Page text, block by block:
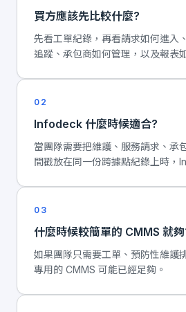
買方應該先比較什麼?
先看工單紀錄，再看請求如何進入
追蹤、承包商如何管理，以及報表
02
Infodeck 什麼時候適合?
當團隊需要把維護、服務請求、承
間戳放在同一份跨據點紀錄上時，
03
什麼時候較簡單的 CMMS 就
如果團隊只需要工單、預防性維護
專用的 CMMS 可能已經足夠。